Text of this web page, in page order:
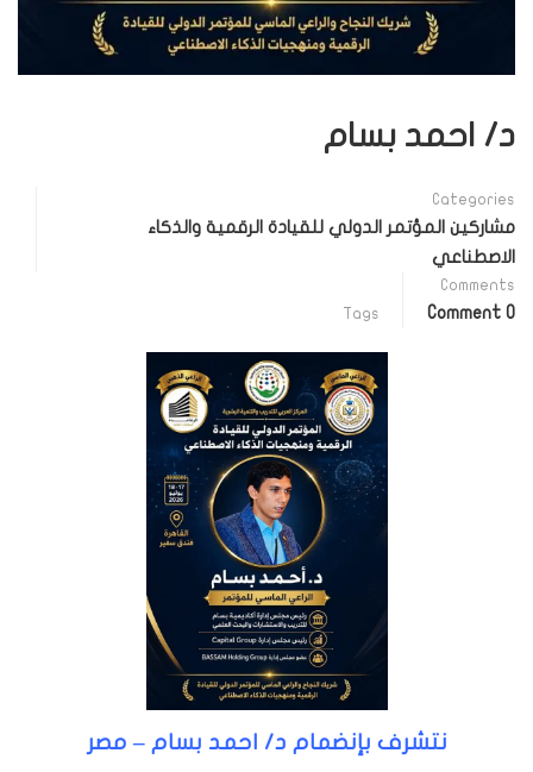
د/ احمد بسام
Categories
مشاركين المؤتمر الدولي للقيادة الرقمية والذكاء
الاصطناعي
Comments
0 Comment
Tags
نتشرف بإنضمام د/ احمد بسام – مصر